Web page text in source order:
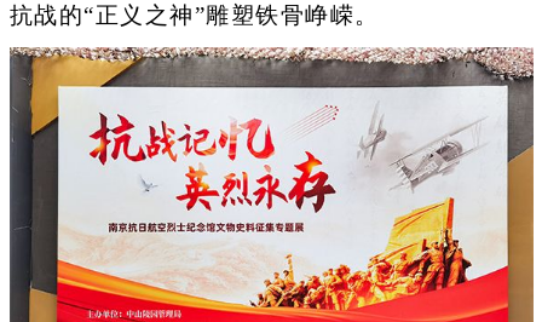
抗战的“正义之神”雕塑铁骨峥嵘。